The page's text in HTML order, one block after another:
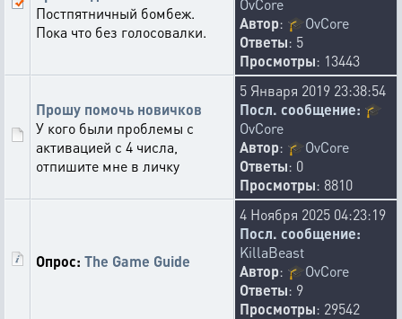
Постпятничный бомбеж.
Пока что без голосовалки.
OvCore
Автор: 🎓OvCore
Ответы: 5
Просмотры: 13443
Прошу помочь новичков
У кого были проблемы с
активацией с 4 числа,
отпишите мне в личку
5 Января 2019 23:38:54
Посл. сообщение: 🎓
OvCore
Автор: 🎓OvCore
Ответы: 0
Просмотры: 8810
Опрос: The Game Guide
4 Ноября 2025 04:23:19
Посл. сообщение:
KillaBeast
Автор: 🎓OvCore
Ответы: 9
Просмотры: 29542